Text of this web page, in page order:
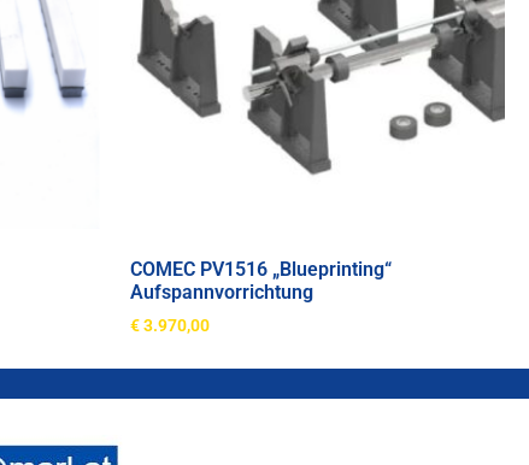
COMEC PV1516 „Blueprinting“
Aufspannvorrichtung
€3.970,00